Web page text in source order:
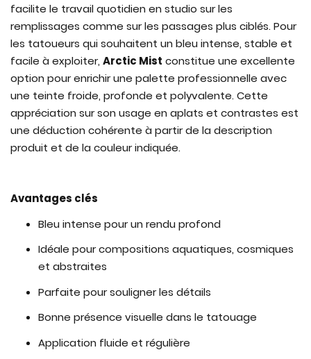
facilite le travail quotidien en studio sur les
remplissages comme sur les passages plus ciblés. Pour
les tatoueurs qui souhaitent un bleu intense, stable et
facile à exploiter, Arctic Mist constitue une excellente
option pour enrichir une palette professionnelle avec
une teinte froide, profonde et polyvalente. Cette
appréciation sur son usage en aplats et contrastes est
une déduction cohérente à partir de la description
produit et de la couleur indiquée.
Avantages clés
Bleu intense pour un rendu profond
Idéale pour compositions aquatiques, cosmiques
et abstraites
Parfaite pour souligner les détails
Bonne présence visuelle dans le tatouage
Application fluide et régulière